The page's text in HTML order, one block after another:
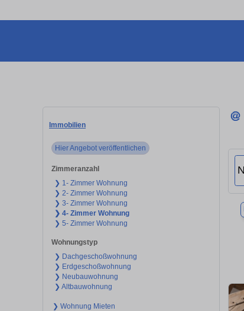
Immobilien
Hier Angebot veröffentlichen
Zimmeranzahl
❯ 1- Zimmer Wohnung
❯ 2- Zimmer Wohnung
❯ 3- Zimmer Wohnung
❯ 4- Zimmer Wohnung
❯ 5- Zimmer Wohnung
Wohnungstyp
❯ Dachgeschoßwohnung
❯ Erdgeschoßwohnung
❯ Neubauwohnung
❯ Altbauwohnung
❯ Wohnung Mieten